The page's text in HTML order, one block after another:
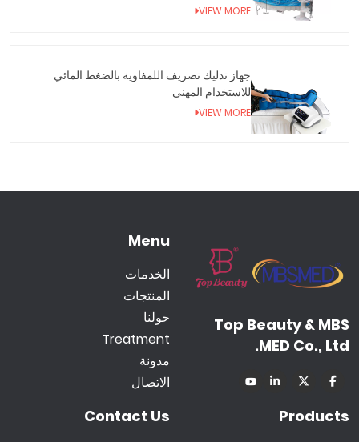
VIEW MORE
جهاز تدليك تصريف اللمفاوية بالضغط المائي
للاستخدام المهني
VIEW MORE
Top Beauty & MBS
MED Co., Ltd.
Menu
الخدمات
المنتجات
حولنا
Treatment
مدونة
الاتصال
Products
Contact Us